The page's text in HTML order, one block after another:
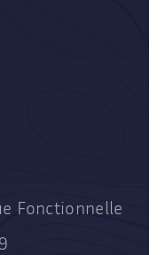
Fonctionnelle